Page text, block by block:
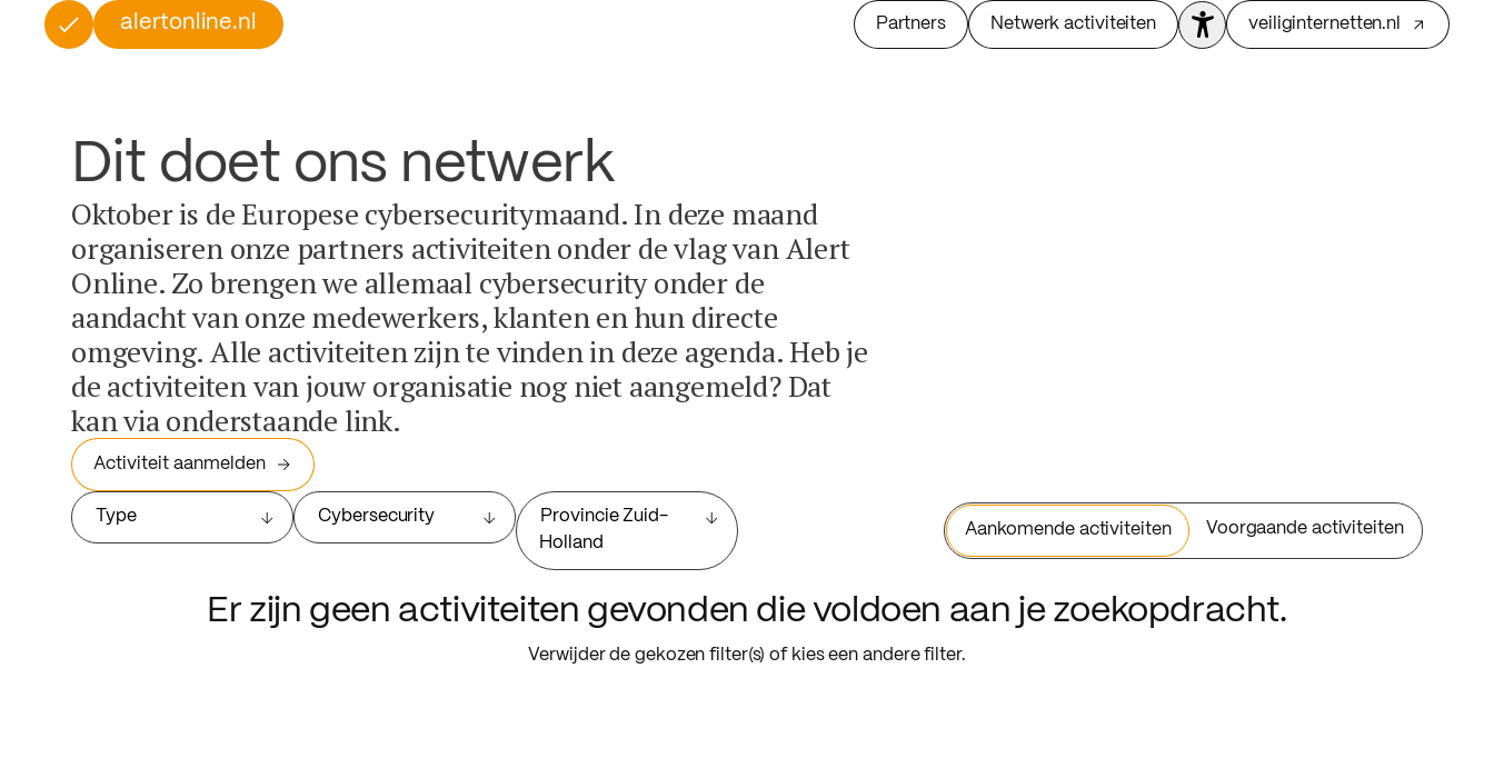
alertonline.nl Partners Netwerk activiteiten veiliginternetten.nl
Dit doet ons netwerk
Oktober is de Europese cybersecuritymaand. In deze maand
organiseren onze partners activiteiten onder de vlag van Alert
Online. Zo brengen we allemaal cybersecurity onder de
aandacht van onze medewerkers, klanten en hun directe
omgeving. Alle activiteiten zijn te vinden in deze agenda. Heb je
de activiteiten van jouw organisatie nog niet aangemeld? Dat
kan via onderstaande link.
Activiteit aanmelden
Type Cybersecurity
Provincie Zuid-
Holland
Aankomende activiteiten Voorgaande activiteiten
Er zijn geen activiteiten gevonden die voldoen aan je zoekopdracht.
Verwijder de gekozen filter(s) of kies een andere filter.